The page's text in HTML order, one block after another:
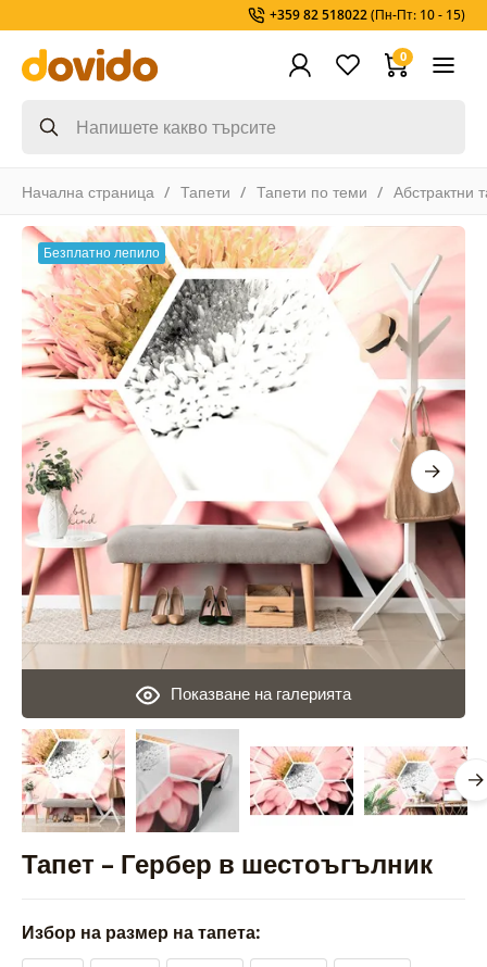
+359 82 518022(Пн-Пт: 10 - 15)
0
Начална страница Тапети Тапети по теми Абстрактни
Тапет – Гербер в шестоъгълник
Показване на галерията
Безплатно лепило
Избор на размер на тапета: